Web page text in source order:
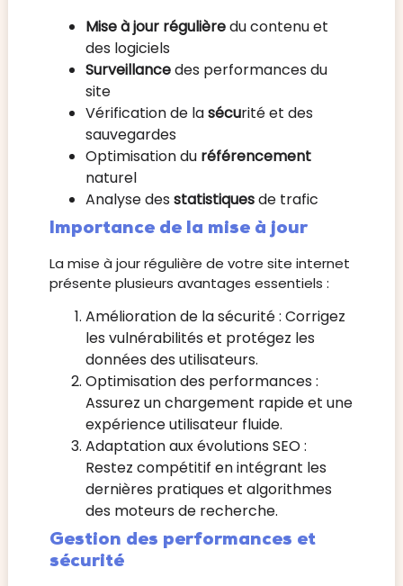
Mise à jour régulièredu contenu et
des logiciels
Surveillancedes performances du
site
Vérification de lasécurité et des
sauvegardes
Optimisation du référencement
naturel
Analyse des statistiquesde trafic
Importance de la mise à jour
La mise à jour régulière de votre site internet
présente plusieurs avantages essentiels :
Amélioration de la sécurité : Corrigez
les vulnérabilités et protégez les
données des utilisateurs.
Optimisation des performances :
Assurez un chargement rapide et une
expérience utilisateur fluide.
Adaptation aux évolutions SEO :
Restez compétitif en intégrant les
dernières pratiques et algorithmes
des moteurs de recherche.
Gestion des performances et
sécurité